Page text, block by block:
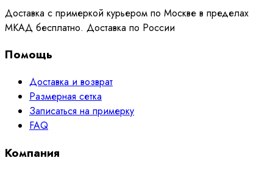
Доставка с примеркой курьером по Москве в пределах
МКАД бесплатно. Доставка по России
Помощь
Доставка и возврат
Размерная сетка
Записаться на примерку
FAQ
Компания